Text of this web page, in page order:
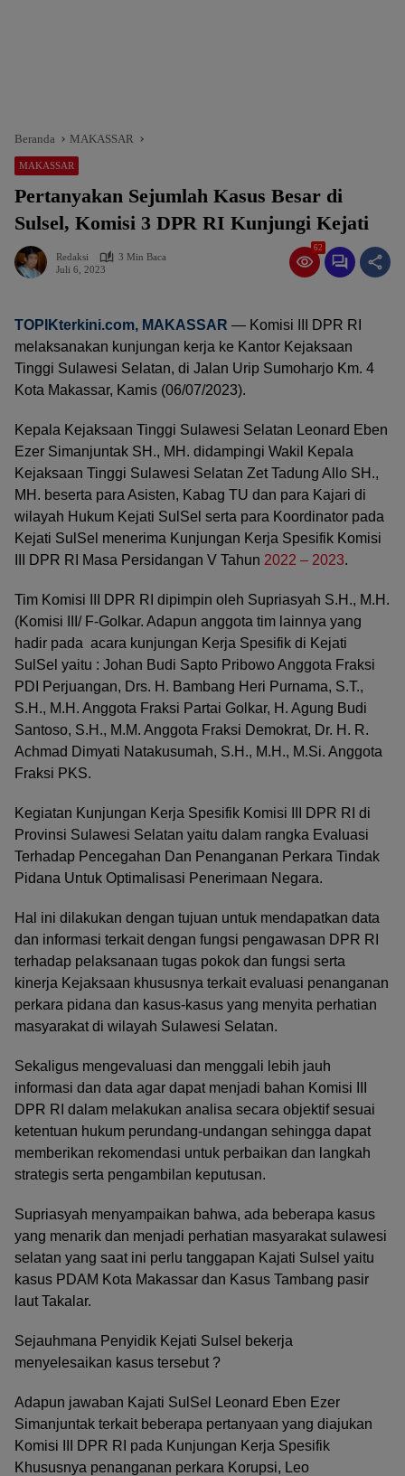
Beranda MAKASSAR
MAKASSAR
Pertanyakan Sejumlah Kasus Besar di
Sulsel, Komisi 3 DPR RI Kunjungi Kejati
Redaksi
3 Min Baca
Juli 6, 2023
62
TOPIKterkini.com, MAKASSAR — Komisi III DPR RI
melaksanakan kunjungan kerja ke Kantor Kejaksaan
Tinggi Sulawesi Selatan, di Jalan Urip Sumoharjo Km. 4
Kota Makassar, Kamis (06/07/2023).
Kepala Kejaksaan Tinggi Sulawesi Selatan Leonard Eben
Ezer Simanjuntak SH., MH. didampingi Wakil Kepala
Kejaksaan Tinggi Sulawesi Selatan Zet Tadung Allo SH.,
MH. beserta para Asisten, Kabag TU dan para Kajari di
wilayah Hukum Kejati SulSel serta para Koordinator pada
Kejati SulSel menerima Kunjungan Kerja Spesifik Komisi
III DPR RI Masa Persidangan V Tahun 2022 – 2023.
Tim Komisi III DPR RI dipimpin oleh Supriasyah S.H., M.H.
(Komisi III/ F-Golkar. Adapun anggota tim lainnya yang
hadir pada acara kunjungan Kerja Spesifik di Kejati
SulSel yaitu : Johan Budi Sapto Pribowo Anggota Fraksi
PDI Perjuangan, Drs. H. Bambang Heri Purnama, S.T.,
S.H., M.H. Anggota Fraksi Partai Golkar, H. Agung Budi
Santoso, S.H., M.M. Anggota Fraksi Demokrat, Dr. H. R.
Achmad Dimyati Natakusumah, S.H., M.H., M.Si. Anggota
Fraksi PKS.
Kegiatan Kunjungan Kerja Spesifik Komisi III DPR RI di
Provinsi Sulawesi Selatan yaitu dalam rangka Evaluasi
Terhadap Pencegahan Dan Penanganan Perkara Tindak
Pidana Untuk Optimalisasi Penerimaan Negara.
Hal ini dilakukan dengan tujuan untuk mendapatkan data
dan informasi terkait dengan fungsi pengawasan DPR RI
terhadap pelaksanaan tugas pokok dan fungsi serta
kinerja Kejaksaan khususnya terkait evaluasi penanganan
perkara pidana dan kasus-kasus yang menyita perhatian
masyarakat di wilayah Sulawesi Selatan.
Sekaligus mengevaluasi dan menggali lebih jauh
informasi dan data agar dapat menjadi bahan Komisi III
DPR RI dalam melakukan analisa secara objektif sesuai
ketentuan hukum perundang-undangan sehingga dapat
memberikan rekomendasi untuk perbaikan dan langkah
strategis serta pengambilan keputusan.
Supriasyah menyampaikan bahwa, ada beberapa kasus
yang menarik dan menjadi perhatian masyarakat sulawesi
selatan yang saat ini perlu tanggapan Kajati Sulsel yaitu
kasus PDAM Kota Makassar dan Kasus Tambang pasir
laut Takalar.
Sejauhmana Penyidik Kejati Sulsel bekerja
menyelesaikan kasus tersebut ?
Adapun jawaban Kajati SulSel Leonard Eben Ezer
Simanjuntak terkait beberapa pertanyaan yang diajukan
Komisi III DPR RI pada Kunjungan Kerja Spesifik
Khususnya penanganan perkara Korupsi, Leo